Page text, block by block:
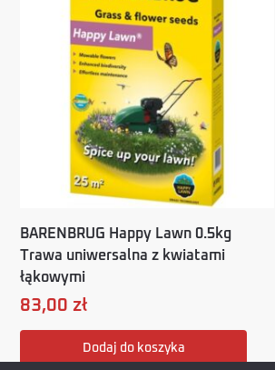
BARENBRUG Happy Lawn 0.5kg
Trawa uniwersalna z kwiatami
łąkowymi
83,00 zł
Dodaj do koszyka